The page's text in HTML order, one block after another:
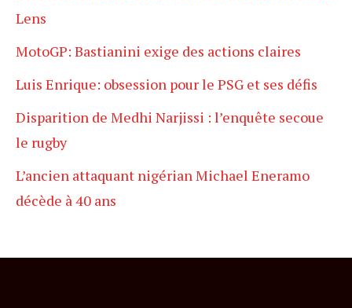
Lens
MotoGP: Bastianini exige des actions claires
Luis Enrique: obsession pour le PSG et ses défis
Disparition de Medhi Narjissi : l’enquête secoue
le rugby
L’ancien attaquant nigérian Michael Eneramo
décède à 40 ans